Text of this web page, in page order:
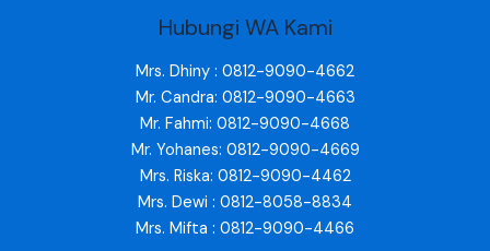
Hubungi WA Kami
Mrs. Dhiny : 0812-9090-4662
Mr. Candra: 0812-9090-4663
Mr. Fahmi: 0812-9090-4668
Mr. Yohanes: 0812-9090-4669
Mrs. Riska: 0812-9090-4462
Mrs. Dewi : 0812-8058-8834
Mrs. Mifta : 0812-9090-4466